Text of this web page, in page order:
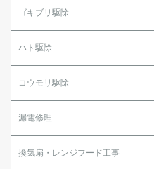
ゴキブリ駆除
ハト駆除
コウモリ駆除
漏電修理
換気扇・レンジフード工事